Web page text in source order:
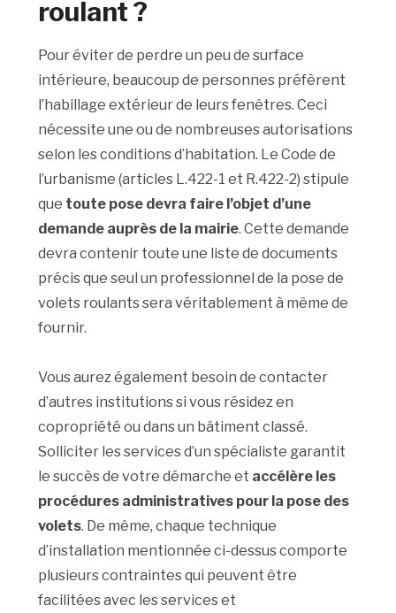
roulant ?
Pour éviter de perdre un peu de surface
intérieure, beaucoup de personnes préfèrent
l’habillage extérieur de leurs fenêtres. Ceci
nécessite une ou de nombreuses autorisations
selon les conditions d’habitation. Le Code de
l’urbanisme (articles L.422-1 et R.422-2) stipule
que toute pose devra faire l’objet d’une
demande auprès de la mairie. Cette demande
devra contenir toute une liste de documents
précis que seul un professionnel de la pose de
volets roulants sera véritablement à même de
fournir.
Vous aurez également besoin de contacter
d’autres institutions si vous résidez en
copropriété ou dans un bâtiment classé.
Solliciter les services d’un spécialiste garantit
le succès de votre démarche et accélère les
procédures administratives pour la pose des
volets. De même, chaque technique
d’installation mentionnée ci-dessus comporte
plusieurs contraintes qui peuvent être
facilitées avec les services et